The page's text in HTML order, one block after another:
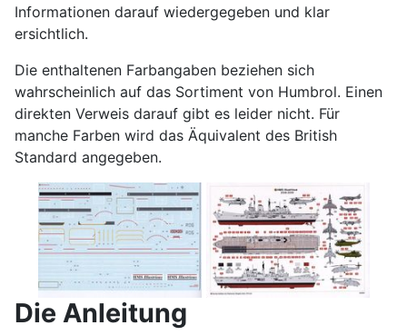
Informationen darauf wiedergegeben und klar
ersichtlich.
Die enthaltenen Farbangaben beziehen sich
wahrscheinlich auf das Sortiment von Humbrol. Einen
direkten Verweis darauf gibt es leider nicht. Für
manche Farben wird das Äquivalent des British
Standard angegeben.
Die Anleitung